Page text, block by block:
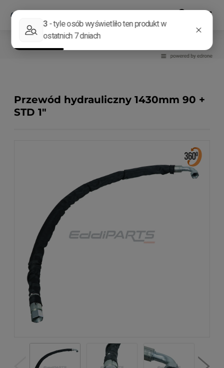
Przewód hydrauliczny 1430mm 90 +
STD 1"